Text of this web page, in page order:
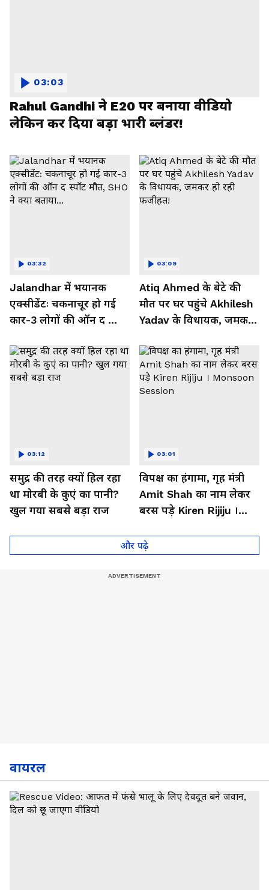
Rahul Gandhi ने E20 पर बनाया वीडियो
लेकिन कर दिया बड़ा भारी ब्लंडर!
03:03
Jalandhar में भयानक
एक्सीडेंटः चकनाचूर हो गई
कार-3 लोगों की ऑन द स्पॉट
03:32
Atiq Ahmed के बेटे की
मौत पर घर पहुंचे Akhilesh
Yadav के विधायक, जमकर
03:09
समुद्र की तरह क्यों हिल रहा
था मोरबी के कुएं का पानी?
खुल गया सबसे बड़ा राज
03:12
विपक्ष का हंगामा, गृह मंत्री
Amit Shah का नाम लेकर
बरस पड़े Kiren Rijiju ।
03:01
और पढ़े
वायरल